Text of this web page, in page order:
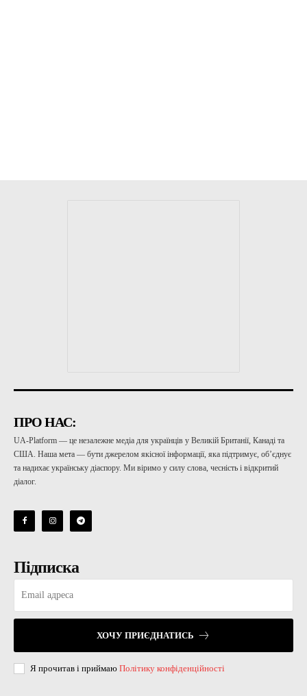
ПРО НАС:
UA-Platform — це незалежне медіа для українців у Великій Британії, Канаді та
США. Наша мета — бути джерелом якісної інформації, яка підтримує, об’єднує
та надихає українську діаспору. Ми віримо у силу слова, чесність і відкритий
діалог.
Підписка
ХОЧУ ПРИЄДНАТИСЬ
Я прочитав і приймаю Політику конфіденційності